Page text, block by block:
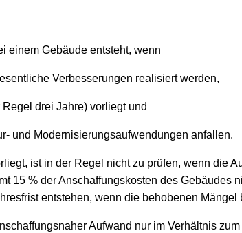
einem Gebäude entsteht, wenn
Verbesserungen realisiert werden,
drei Jahre) vorliegt und
und Modernisierungsaufwendungen anfallen.
ist in der Regel nicht zu prüfen, wenn die
15 % der Anschaffungskosten des Gebäudes
entstehen, wenn die behobenen
Aufwand nur im Verhältnis